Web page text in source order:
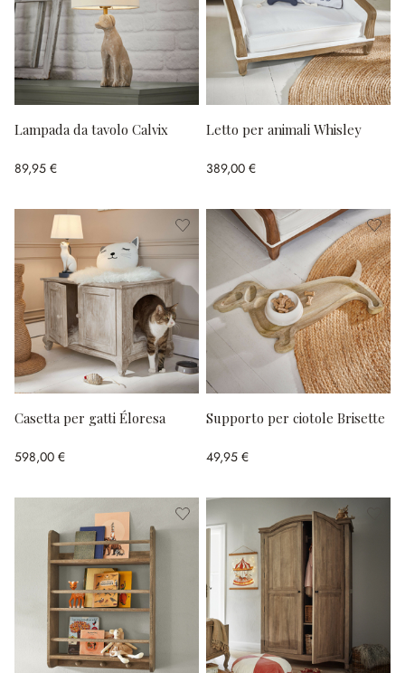
Lampada da tavolo Calvix
89,95 €
Letto per animali Whisley
389,00 €
Casetta per gatti Éloresa
598,00 €
Supporto per ciotole Brisette
49,95 €